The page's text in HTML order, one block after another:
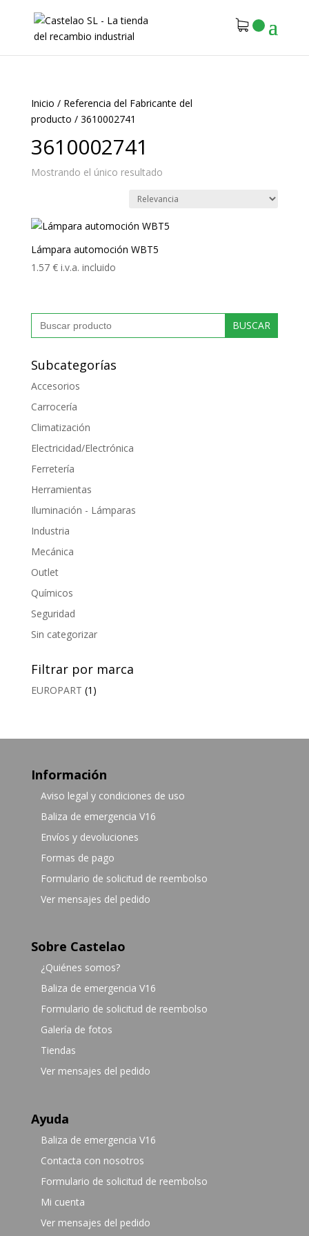
Inicio / Referencia del Fabricante del
producto / 3610002741
3610002741
Mostrando el único resultado
Lámpara automoción WBT5
1.57 € i.v.a. incluido
Buscar:
Subcategorías
Accesorios
Carrocería
Climatización
Electricidad/Electrónica
Ferretería
Herramientas
Iluminación - Lámparas
Industria
Mecánica
Outlet
Químicos
Seguridad
Sin categorizar
Filtrar por marca
EUROPART (1)
Información
Aviso legal y condiciones de uso
Baliza de emergencia V16
Envíos y devoluciones
Formas de pago
Formulario de solicitud de reembolso
Ver mensajes del pedido
Sobre Castelao
¿Quiénes somos?
Baliza de emergencia V16
Formulario de solicitud de reembolso
Galería de fotos
Tiendas
Ver mensajes del pedido
Ayuda
Baliza de emergencia V16
Contacta con nosotros
Formulario de solicitud de reembolso
Mi cuenta
Ver mensajes del pedido